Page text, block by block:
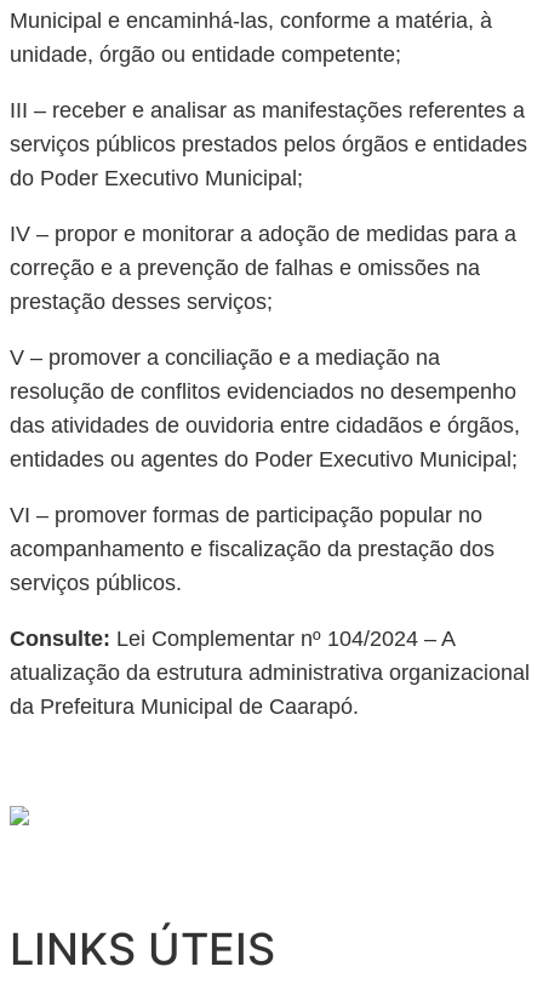
Municipal e encaminhá-las, conforme a matéria, à
unidade, órgão ou entidade competente;
III – receber e analisar as manifestações referentes a
serviços públicos prestados pelos órgãos e entidades
do Poder Executivo Municipal;
IV – propor e monitorar a adoção de medidas para a
correção e a prevenção de falhas e omissões na
prestação desses serviços;
V – promover a conciliação e a mediação na
resolução de conflitos evidenciados no desempenho
das atividades de ouvidoria entre cidadãos e órgãos,
entidades ou agentes do Poder Executivo Municipal;
VI – promover formas de participação popular no
acompanhamento e fiscalização da prestação dos
serviços públicos.
Consulte: Lei Complementar nº 104/2024 – A
atualização da estrutura administrativa organizacional
da Prefeitura Municipal de Caarapó.
LINKS ÚTEIS